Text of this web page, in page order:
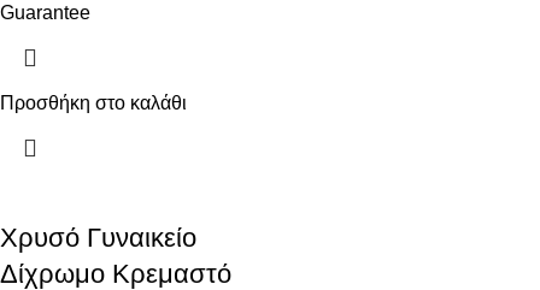
Guarantee
Προσθήκη στο καλάθι
Χρυσό Γυναικείο
Δίχρωμο Κρεμαστό